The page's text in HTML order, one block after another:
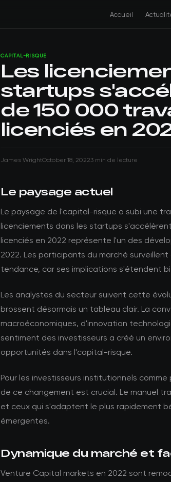
Accueil
CAPITAL-RISQUE
Les
startups
de 150 000
licenciés en
James WrightOctober 18, 20223 min de lecture
Le paysage actuel
Le paysage de l'capital-risque a subi une
licenciements dans les startups
licenciés en 2022 représente l'un des
2022. Les participants du marché
tendance, car ses implications s'étendent
Les analystes du secteur suivent cette
brossent désormais un tableau clair. La
macroéconomiques, d'innovation
sentiment des investisseurs a créé un
opportunités dans l'capital-risque.
Pour les investisseurs institutionnels
de ce changement est crucial. Le manuel
et ceux qui s'adaptent le plus rapidement
émergentes.
Dynamique du marché et
Venture Capital markets en 2022 sont